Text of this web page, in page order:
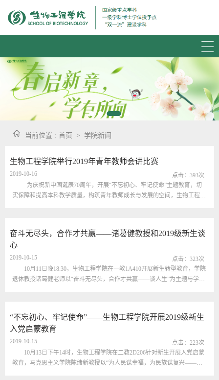
当前位置 : 首页 > 学院新闻
生物工程学院举行2019年青年教师会讲比赛
2019-10-16 点击： 393次
为庆祝新中国诞辰70周年，开展“不忘初心、牢记使命”主题教育，切
实保障和提高本科教学质量，构筑青年教师成长与发展的空间，生物工程学
和教学副院长陈献忠也出席了本次会讲。参赛教师们高度重视此次会讲，并
做...
奋斗无尽头，合作才共赢——诸葛健教授和2019级新生谈
心
2019-10-15 点击： 323次
10月11日晚18:30，生物工程学院在一教1A410开展新生转型教育，学院
退休教授诸葛健老师以“奋斗无尽头，合作才共赢——谈人生”为主题与学生
著名的发酵工程和工业微生物学专家。讲座开始，诸葛老师亲切地问候了
同...
“不忘初心、牢记使命”——生物工程学院开展2019级新生
入党启蒙教育
2019-10-15 点击： 223次
10月13日下午14时，生物工程学院在二教2D206针对新生开展入党启蒙
教育，马克思主义学院陈绪新教授以“为人民谋幸福，为民族谋复兴——读